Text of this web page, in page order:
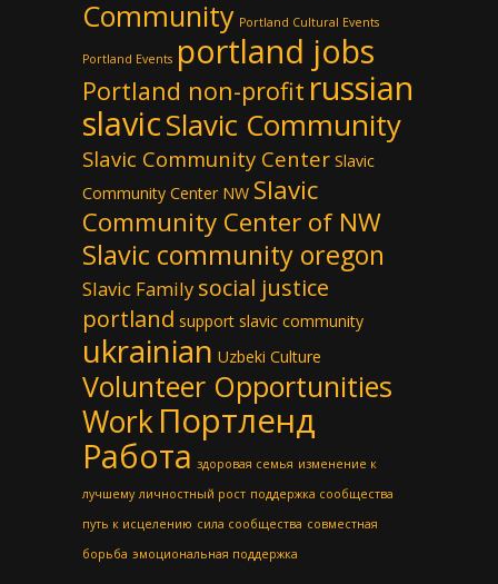
Community Portland Cultural Events
Portland Events portland jobs
Portland non-profit russian
slavicSlavic Community
Slavic Community Center Slavic
Community Center NW Slavic
Community Center of NW
Slavic community oregon
Slavic Family social justice
portland support slavic community
ukrainian Uzbeki Culture
Volunteer Opportunities
WorkПортленд
Работа здоровая семья изменение к
лучшему личностный рост поддержка сообщества
путь к исцелению сила сообщества совместная
борьба эмоциональная поддержка